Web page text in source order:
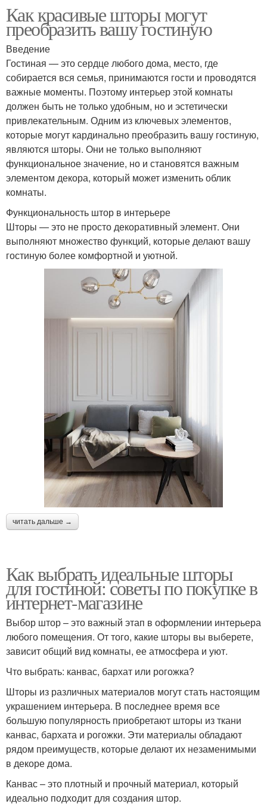
Как красивые шторы могут
преобразить вашу гостиную
Введение
Гостиная — это сердце любого дома, место, где
собирается вся семья, принимаются гости и проводятся
важные моменты. Поэтому интерьер этой комнаты
должен быть не только удобным, но и эстетически
привлекательным. Одним из ключевых элементов,
которые могут кардинально преобразить вашу гостиную,
являются шторы. Они не только выполняют
функциональное значение, но и становятся важным
элементом декора, который может изменить облик
комнаты.
Функциональность штор в интерьере
Шторы — это не просто декоративный элемент. Они
выполняют множество функций, которые делают вашу
гостиную более комфортной и уютной.
читать дальше →
Как выбрать идеальные шторы
для гостиной: советы по покупке в
интернет-магазине
Выбор штор – это важный этап в оформлении интерьера
любого помещения. От того, какие шторы вы выберете,
зависит общий вид комнаты, ее атмосфера и уют.
Что выбрать: канвас, бархат или рогожка?
Шторы из различных материалов могут стать настоящим
украшением интерьера. В последнее время все
большую популярность приобретают шторы из ткани
канвас, бархата и рогожки. Эти материалы обладают
рядом преимуществ, которые делают их незаменимыми
в декоре дома.
Канвас – это плотный и прочный материал, который
идеально подходит для создания штор.